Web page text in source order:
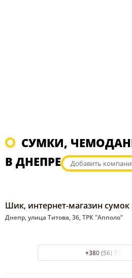
СУМКИ,
В ДНЕПРЕ
Добавить
Шик, интернет-магазин сумок
Днепр, улица Титова, 36, ТРК "Апполо"
+380 (56) 732-